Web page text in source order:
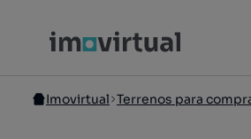
Imovirtual Terrenos para